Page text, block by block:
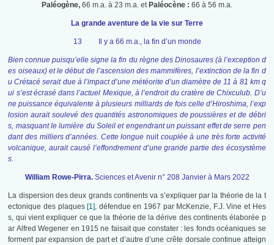
Paléogène, 66 m.a. à 23 m.a. et Paléocène : 66 à 56 m.a.
La grande aventure de la vie sur Terre
13 Il y a 66 m.a., la fin d’un monde
Bien connue puisqu’elle signe la fin du règne des Dinosaures (à l’exception d
es oiseaux) et le début de l’ascension des mammifères, l’extinction de la fin d
u Crétacé serait due à l’impact d’une météorite d’un diamètre de 11 à 81 km q
ui s’est écrasé dans l’actuel Mexique, à l’endroit du cratère de Chixculub. D’u
ne puissance équivalente à plusieurs milliards de fois celle d’Hiroshima, l’exp
losion aurait soulevé des quantités astronomiques de poussières et de débri
s, masquant le lumière du Soleil et engendrant un puissant effet de serre pen
dant des milliers d’années. Cette longue nuit couplée à une très forte activité
volcanique, aurait causé l’effondrement d’une grande partie des écosystème
s.
William Rowe-Pirra. Sciences et Avenir n° 208 Janvier à Mars 2022
La dispersion des deux grands continents va s’expliquer par la théorie de la t
ectonique des plaques [1], défendue en 1967 par McKenzie, F.J. Vine et Hes
s, qui vient expliquer ce que la théorie de la dérive des continents élaborée p
ar Alfred Wegener en 1915 ne faisait que constater : les fonds océaniques se
forment par expansion de part et d’autre d’une crête dorsale continue atteign